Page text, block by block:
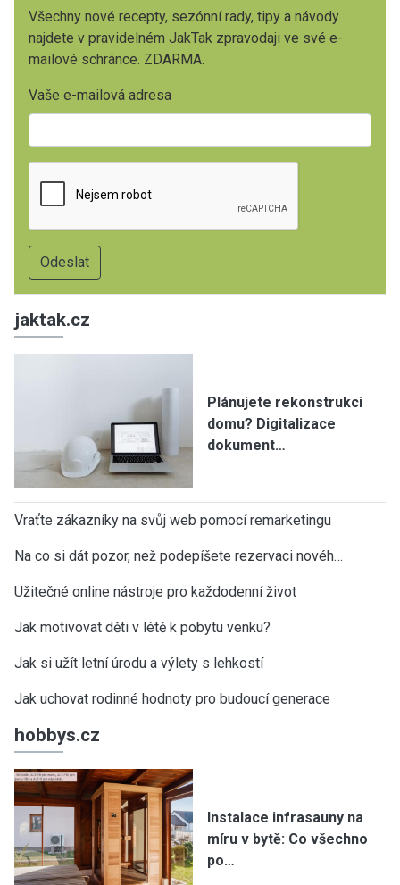
Všechny nové recepty, sezónní rady, tipy a návody
najdete v pravidelném JakTak zpravodaji ve své e-
mailové schránce. ZDARMA.
Vaše e-mailová adresa
jaktak.cz
Plánujete rekonstrukci
domu? Digitalizace
dokument…
Vraťte zákazníky na svůj web pomocí remarketingu
Na co si dát pozor, než podepíšete rezervaci novéh…
Užitečné online nástroje pro každodenní život
Jak motivovat děti v létě k pobytu venku?
Jak si užít letní úrodu a výlety s lehkostí
Jak uchovat rodinné hodnoty pro budoucí generace
hobbys.cz
Instalace infrasauny na
míru v bytě: Co všechno
po…